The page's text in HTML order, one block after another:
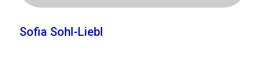
Sofia Sohl-Liebl